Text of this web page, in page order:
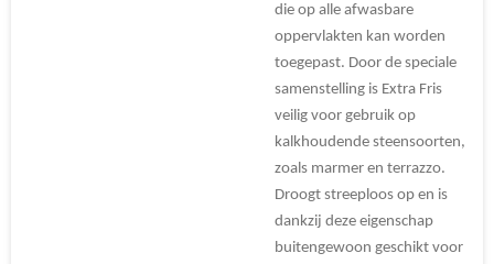
die op alle afwasbare
oppervlakten kan worden
toegepast. Door de speciale
samenstelling is Extra Fris
veilig voor gebruik op
kalkhoudende steensoorten,
zoals marmer en terrazzo.
Droogt streeploos op en is
dankzij deze eigenschap
buitengewoon geschikt voor